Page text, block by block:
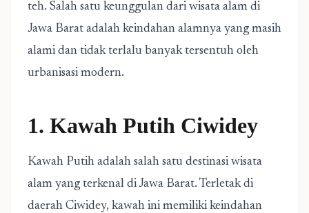
teh. Salah satu keunggulan dari wisata alam di
Jawa Barat adalah keindahan alamnya yang masih
alami dan tidak terlalu banyak tersentuh oleh
urbanisasi modern.
1. Kawah Putih Ciwidey
Kawah Putih adalah salah satu destinasi wisata
alam yang terkenal di Jawa Barat. Terletak di
daerah Ciwidey, kawah ini memiliki keindahan